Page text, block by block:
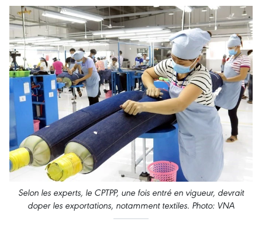
Selon les experts, le CPTPP, une fois entré en vigueur, devrait
doper les exportations, notamment textiles. Photo: VNA